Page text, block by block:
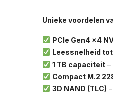
Unieke voordelen
PCIe Gen4 ×4
Leessnelheid
1 TB capaciteit–
Compact M.2
3D NAND (TLC)